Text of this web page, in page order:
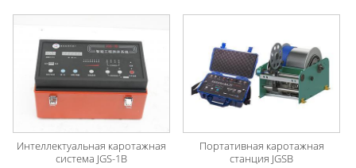
Интеллектуальная каротажная
система JGS-1B
Портативная каротажная
станция JGSB